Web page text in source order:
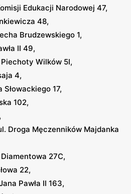
Edukacji Narodowej 47,
48,
Brudzewskiego 1,
II 49,
Piechoty Wilków 5I,
4,
17,
102,
Droga Męczenników Majdanka
27C,
22,
Pawła II 163,